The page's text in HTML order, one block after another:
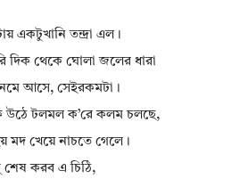
একটুখানি তন্দ্রা এল।
দিক থেকে ঘোলা জলের ধারা
আসে, সেইরকমটা।
উঠে টলমল ক’রে কলম চলছে,
মদ খেয়ে নাচতে গেলে।
শেষ করব এ চিঠি,